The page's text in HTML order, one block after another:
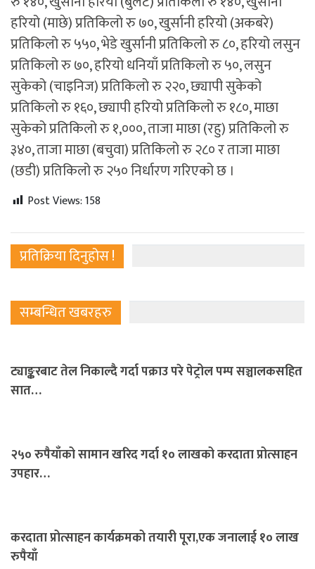
हरियो (माछे) प्रतिकिलो रु ७०, खुर्सानी हरियो (अकबरे)
प्रतिकिलो रु ५५०, भेडे खुर्सानी प्रतिकिलो रु ८०, हरियो लसुन
प्रतिकिलो रु ७०, हरियो धनियाँ प्रतिकिलो रु ५०, लसुन
सुकेको (चाइनिज) प्रतिकिलो रु २२०, छ्यापी सुकेको
प्रतिकिलो रु १६०, छ्यापी हरियो प्रतिकिलो रु १८०, माछा
सुकेको प्रतिकिलो रु १,०००, ताजा माछा (रहु) प्रतिकिलो रु
३४०, ताजा माछा (बचुवा) प्रतिकिलो रु २८० र ताजा माछा
(छडी) प्रतिकिलो रु २५० निर्धारण गरिएको छ ।
Post Views:158
प्रतिक्रिया दिनुहोस !
सम्बन्धित खबरहरु
ट्याङ्करबाट तेल निकाल्दै गर्दा पक्राउ परे पेट्रोल पम्प सञ्चालकसहित
सात…
२५० रुपैयाँको सामान खरिद गर्दा १० लाखको करदाता प्रोत्साहन
उपहार…
करदाता प्रोत्साहन कार्यक्रमको तयारी पूरा,एक जनालाई १० लाख
रुपैयाँ